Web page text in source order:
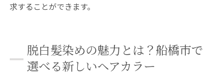
求することができます。
脱白髪染めの魅力とは？船橋市で
選べる新しいヘアカラー